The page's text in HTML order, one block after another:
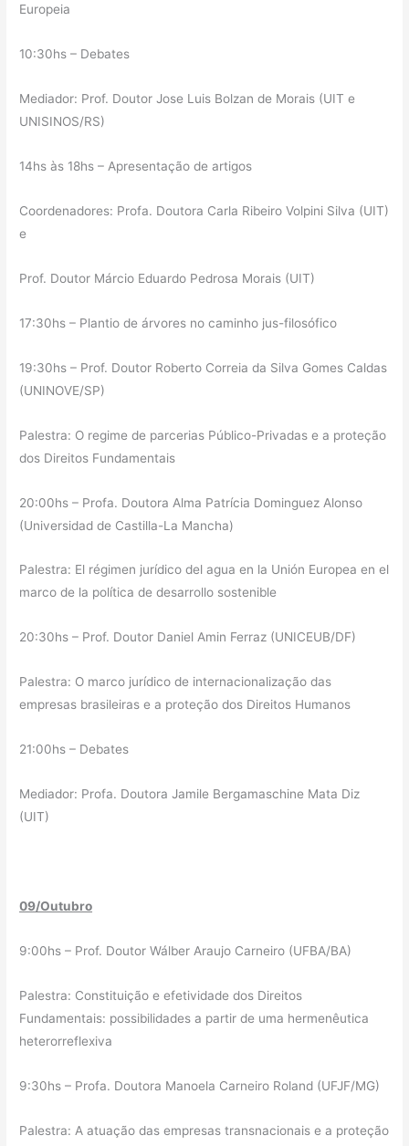
Europeia
10:30hs – Debates
Mediador: Prof. Doutor Jose Luis Bolzan de Morais (UIT e
UNISINOS/RS)
14hs às 18hs – Apresentação de artigos
Coordenadores: Profa. Doutora Carla Ribeiro Volpini Silva (UIT)
e
Prof. Doutor Márcio Eduardo Pedrosa Morais (UIT)
17:30hs – Plantio de árvores no caminho jus-filosófico
19:30hs – Prof. Doutor Roberto Correia da Silva Gomes Caldas
(UNINOVE/SP)
Palestra: O regime de parcerias Público-Privadas e a proteção
dos Direitos Fundamentais
20:00hs – Profa. Doutora Alma Patrícia Dominguez Alonso
(Universidad de Castilla-La Mancha)
Palestra: El régimen jurídico del agua en la Unión Europea en el
marco de la política de desarrollo sostenible
20:30hs – Prof. Doutor Daniel Amin Ferraz (UNICEUB/DF)
Palestra: O marco jurídico de internacionalização das
empresas brasileiras e a proteção dos Direitos Humanos
21:00hs – Debates
Mediador: Profa. Doutora Jamile Bergamaschine Mata Diz
(UIT)
09/Outubro
9:00hs – Prof. Doutor Wálber Araujo Carneiro (UFBA/BA)
Palestra: Constituição e efetividade dos Direitos
Fundamentais: possibilidades a partir de uma hermenêutica
heterorreflexiva
9:30hs – Profa. Doutora Manoela Carneiro Roland (UFJF/MG)
Palestra: A atuação das empresas transnacionais e a proteção